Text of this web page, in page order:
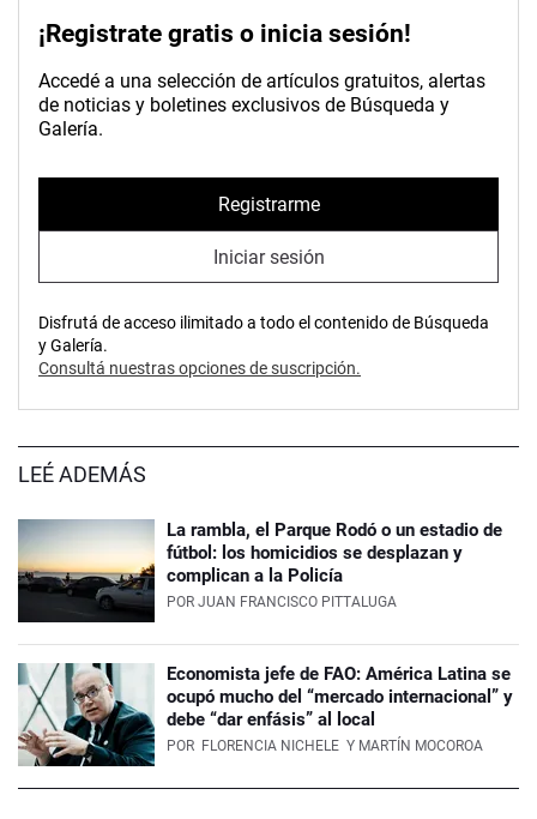
¡Registrate gratis o inicia sesión!
Accedé a una selección de artículos gratuitos, alertas
de noticias y boletines exclusivos de Búsqueda y
Galería.
Registrarme
Iniciar sesión
Disfrutá de acceso ilimitado a todo el contenido de Búsqueda
y Galería.
Consultá nuestras opciones de suscripción.
LEÉ ADEMÁS
La rambla, el Parque Rodó o un estadio de
fútbol: los homicidios se desplazan y
complican a la Policía
POR JUAN FRANCISCO PITTALUGA
Economista jefe de FAO: América Latina se
ocupó mucho del “mercado internacional” y
debe “dar enfásis” al local
POR FLORENCIA NICHELE Y MARTÍN MOCOROA